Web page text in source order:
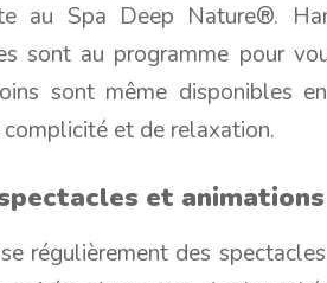
au Spa Deep Nature®.
sont au programme pour
sont même disponibles
et de relaxation.
et animations
régulièrement des